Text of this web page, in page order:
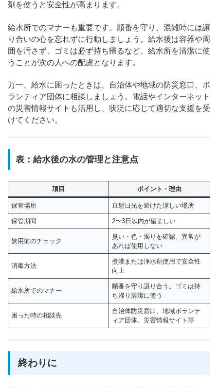
剤を使うと安全性が高まります。
給水所でのマナーも重要です。順番を守り、混雑時には譲
り合いの心を忘れずに行動しましょう。給水後は容器や周
囲を汚さず、ゴミは必ず持ち帰るなど、給水所を清潔に使
うことが次の人への配慮となります。
万一、給水に困ったときは、自治体や地域の防災窓口、ボ
ランティア団体に相談しましょう。電話やインターネット
の災害情報サイトも活用し、状況に応じて適切な支援を受
けてください。
表：給水後の水の管理と注意点
項目 ポイント・理由
保管場所 直射日光を避けた涼しい場所
保管期間 2〜3日以内が望ましい
飲用前のチェック
臭い・色・濁りを確認。異常が
あれば使用しない
消毒方法
煮沸または浄水剤使用で安全性
向上
給水所でのマナー
順番を守り譲り合う。ゴミは持
ち帰り清潔に使う
困った時の相談先
自治体防災窓口、地域ボランテ
ィア団体、災害情報サイト等
終わりに